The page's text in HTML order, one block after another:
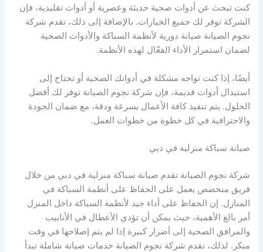
كنت تبحث عن أدوات صحية حديثة وعصرية أو أدوات تقليدية، فإن
الشركة توفر لك جميع الخيارات. بالإضافة إلى ذلك، تقدم شركة
نجوم الصيانة صيانة دورية لأنظمة السباكة والأدوات الصحية
لضمان استمرار الأداء الفعّال لهذه الأنظمة.
أيضًا، إذا كنت تواجه مشكلة في أدواتك الصحية أو تحتاج إلى
استبدال أدوات قديمة، فإن شركة نجوم الصيانة توفر لك أفضل
الحلول. يتم تنفيذ كافة الأعمال بسرعة ودقة، مع ضمان الجودة
والاحترافية في كل خطوة من خطوات العمل.
صيانة سباكة منزلية في دبي
شركة نجوم الصيانة تقدم صيانة سباكة منزلية في دبي من خلال
فريق متخصص يعمل على الحفاظ على أنظمة السباكة في
المنازل. إن الحفاظ على أداء جيد لأنظمة السباكة داخل المنزل
أمر بالغ الأهمية، حيث يمكن أن تؤدي الأعطال في الأنابيب
والمرافق الصحية إلى أضرار كبيرة إذا لم يتم إصلاحها في وقت
مبكر. لذلك، تقدم شركة نجوم الصيانة خدمات صيانة شاملة تبدأ